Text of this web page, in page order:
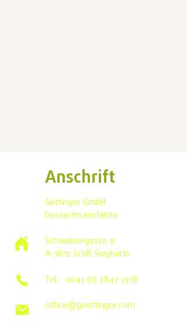
Anschrift
Göttinger GmbH
Dessertmanufaktur
Schwabengasse 9
A-3812 Groß Siegharts
Tel.: 0043 (0) 2847 2318
office@goettinger.com